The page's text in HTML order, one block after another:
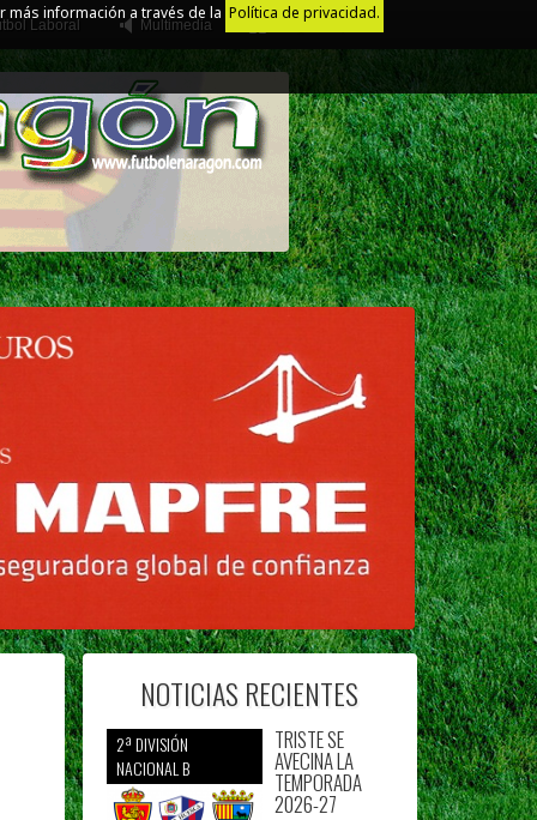
información a través de la Política de privacidad.
Laboral Multimedia Juego Limpio
NOTICIAS RECIENTES
2ª DIVISIÓN
NACIONAL B
TRISTE SE
AVECINA LA
TEMPORADA
2026-27